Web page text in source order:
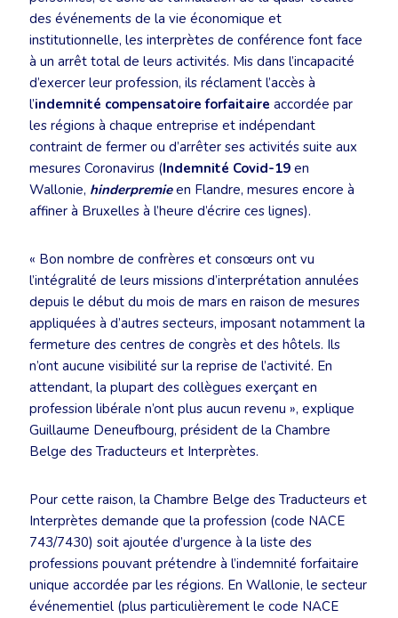
des événements de la vie économique et
institutionnelle, les interprètes de conférence font face
à un arrêt total de leurs activités. Mis dans l’incapacité
d’exercer leur profession, ils réclament l’accès à
l’indemnité compensatoire forfaitaire accordée par
les régions à chaque entreprise et indépendant
contraint de fermer ou d’arrêter ses activités suite aux
mesures Coronavirus (Indemnité Covid-19 en
Wallonie, hinderpremieen Flandre, mesures encore à
affiner à Bruxelles à l’heure d’écrire ces lignes).
« Bon nombre de confrères et consœurs ont vu
l’intégralité de leurs missions d’interprétation annulées
depuis le début du mois de mars en raison de mesures
appliquées à d’autres secteurs, imposant notamment la
fermeture des centres de congrès et des hôtels. Ils
n’ont aucune visibilité sur la reprise de l’activité. En
attendant, la plupart des collègues exerçant en
profession libérale n’ont plus aucun revenu », explique
Guillaume Deneufbourg, président de la Chambre
Belge des Traducteurs et Interprètes.
Pour cette raison, la Chambre Belge des Traducteurs et
Interprètes demande que la profession (code NACE
743/7430) soit ajoutée d’urgence à la liste des
professions pouvant prétendre à l’indemnité forfaitaire
unique accordée par les régions. En Wallonie, le secteur
événementiel (plus particulièrement le code NACE